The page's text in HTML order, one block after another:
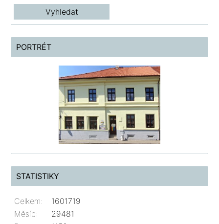
PORTRÉT
STATISTIKY
Celkem:
1601719
Měsíc:
29481